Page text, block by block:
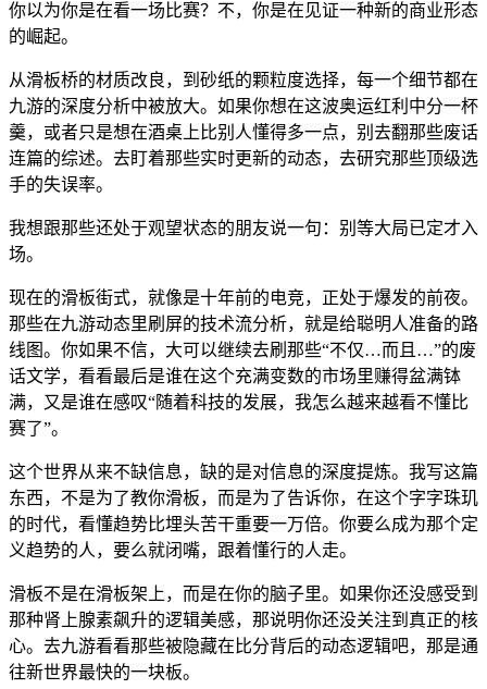
你以为你是在看一场比赛？不，你是在见证一种新的商业形态
的崛起。
从滑板桥的材质改良，到砂纸的颗粒度选择，每一个细节都在
九游的深度分析中被放大。如果你想在这波奥运红利中分一杯
羹，或者只是想在酒桌上比别人懂得多一点，别去翻那些废话
连篇的综述。去盯着那些实时更新的动态，去研究那些顶级选
手的失误率。
我想跟那些还处于观望状态的朋友说一句：别等大局已定才入
场。
现在的滑板街式，就像是十年前的电竞，正处于爆发的前夜。
那些在九游动态里刷屏的技术流分析，就是给聪明人准备的路
线图。你如果不信，大可以继续去刷那些“不仅…而且…”的废
话文学，看看最后是谁在这个充满变数的市场里赚得盆满钵
满，又是谁在感叹“随着科技的发展，我怎么越来越看不懂比
赛了”。
这个世界从来不缺信息，缺的是对信息的深度提炼。我写这篇
东西，不是为了教你滑板，而是为了告诉你，在这个字字珠玑
的时代，看懂趋势比埋头苦干重要一万倍。你要么成为那个定
义趋势的人，要么就闭嘴，跟着懂行的人走。
滑板不是在滑板架上，而是在你的脑子里。如果你还没感受到
那种肾上腺素飙升的逻辑美感，那说明你还没关注到真正的核
心。去九游看看那些被隐藏在比分背后的动态逻辑吧，那是通
往新世界最快的一块板。